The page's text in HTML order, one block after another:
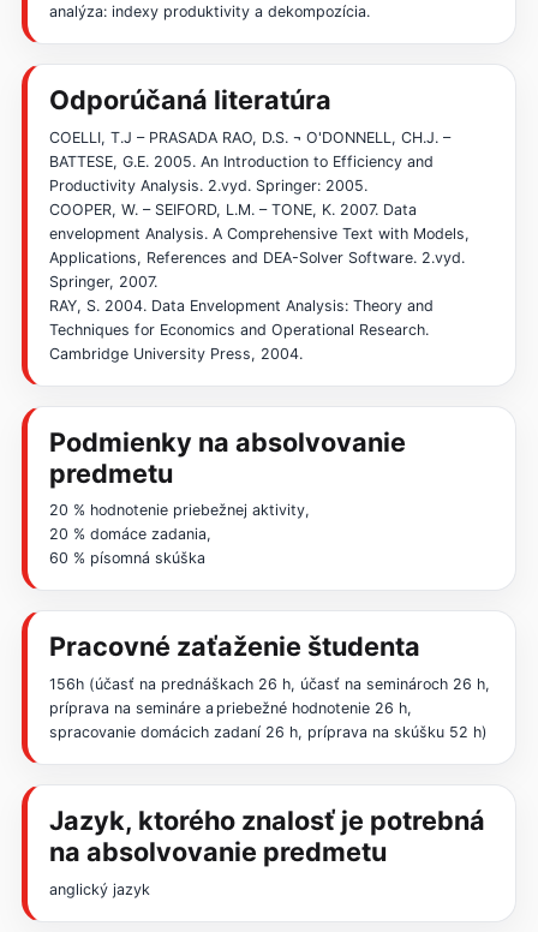
analýza: indexy produktivity a dekompozícia.
Odporúčaná literatúra
COELLI, T.J – PRASADA RAO, D.S. ¬ O'DONNELL, CH.J. –
BATTESE, G.E. 2005. An Introduction to Efficiency and
Productivity Analysis. 2.vyd. Springer: 2005.
COOPER, W. – SEIFORD, L.M. – TONE, K. 2007. Data
envelopment Analysis. A Comprehensive Text with Models,
Applications, References and DEA-Solver Software. 2.vyd.
Springer, 2007.
RAY, S. 2004. Data Envelopment Analysis: Theory and
Techniques for Economics and Operational Research.
Cambridge University Press, 2004.
Podmienky na absolvovanie
predmetu
20 % hodnotenie priebežnej aktivity,
20 % domáce zadania,
60 % písomná skúška
Pracovné zaťaženie študenta
156h (účasť na prednáškach 26 h, účasť na seminároch 26 h,
príprava na semináre a priebežné hodnotenie 26 h,
spracovanie domácich zadaní 26 h, príprava na skúšku 52 h)
Jazyk, ktorého znalosť je potrebná
na absolvovanie predmetu
anglický jazyk